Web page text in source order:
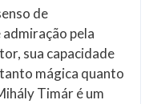
de
pela
sua capacidade
mágica quanto
Timár é um